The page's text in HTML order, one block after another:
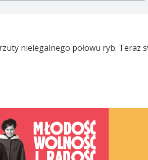
nielegalnego połowu ryb. Teraz